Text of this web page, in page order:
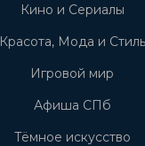
Кино и Сериалы
Красота, Мода и Стиль
Игровой мир
Афиша СПб
Тёмное искусство